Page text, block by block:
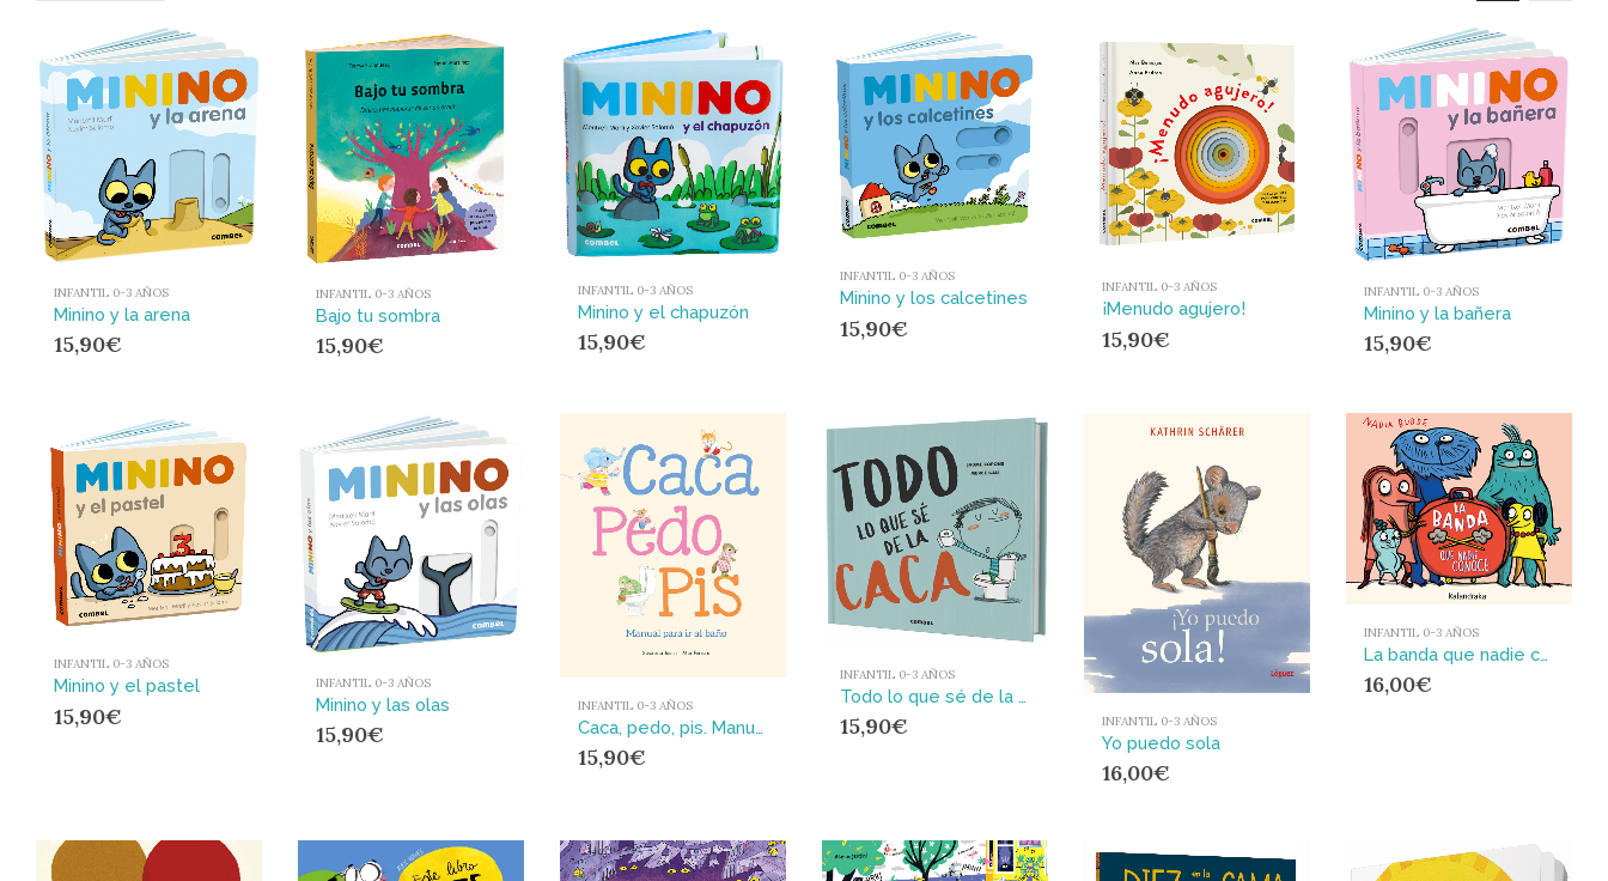
INFANTIL 0-3 AÑOS
Minino y la arena
15,90€
INFANTIL 0-3 AÑOS
Bajo tu sombra
15,90€
INFANTIL 0-3 AÑOS
Minino y el chapuzón
15,90€
INFANTIL 0-3 AÑOS
Minino y los calcetines
15,90€
INFANTIL 0-3 AÑOS
¡Menudo agujero!
15,90€
INFANTIL 0-3 AÑOS
Minino y la bañera
15,90€
INFANTIL 0-3 AÑOS
Minino y el pastel
15,90€
INFANTIL 0-3 AÑOS
Minino y las olas
15,90€
INFANTIL 0-3 AÑOS
Caca, pedo, pis. Manual para ir al baño
15,90€
INFANTIL 0-3 AÑOS
Todo lo que sé de la caca
15,90€ INFANTIL 0-3 AÑOS
Yo puedo sola
16,00€
INFANTIL 0-3 AÑOS
La banda que nadie conoce
16,00€